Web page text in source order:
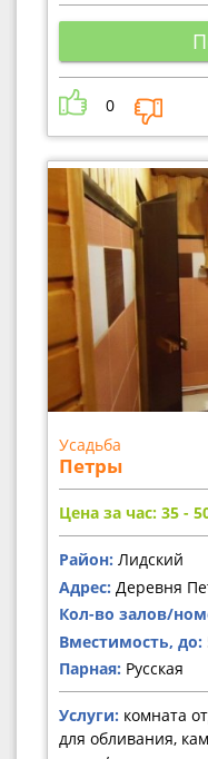
0
Усадьба
Петры
Цена за час: 35 -
Район: Лидский
Адрес: Деревня
Кол-во залов/
Вместимость, до:
Парная: Русская
Услуги: комната
для обливания,